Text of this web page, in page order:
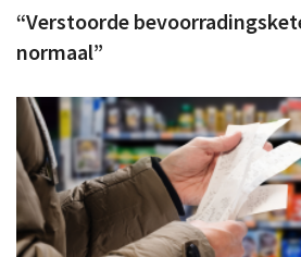
“Verstoorde
normaal”